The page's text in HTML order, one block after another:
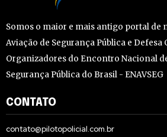
Somos o maior e mais antigo portal de
Aviação de Segurança Pública e Defesa
Organizadores do Encontro Nacional
Segurança Pública do Brasil - ENAVSEG
CONTATO
contato@pilotopolicial.com.br